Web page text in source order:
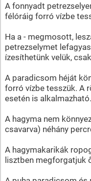
A fonnyadt
félóráig forró vízbe
Ha a - megmosott,
petrezselymet
ízesíthetünk velük,
A paradicsom héját
forró vízbe tesszük. A
esetén is alkalmazható.
A hagyma nem
csavarva) néhány
A hagymakarikák
lisztben megforgatjuk